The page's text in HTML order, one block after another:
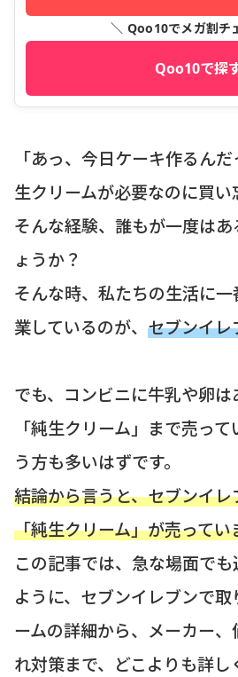
＼ Qoo10でメガ割チ
Qoo10で探
「あっ、今日ケーキ作るん
生クリームが必要なのに買い
そんな経験、誰もが一度は
ょうか？
そんな時、私たちの生活に
業しているのが、 セブンイレ
でも、コンビニに牛乳や卵
「純生クリーム」まで売っ
う方も多いはずです。
結論から言うと、セブンイ
「純生クリーム」が売ってい
この記事では、急な場面で
ように、セブンイレブンで取
ームの詳細から、メーカー
れ対策まで、どこよりも詳し